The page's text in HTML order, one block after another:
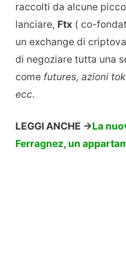
raccolti da alcune
lanciare, Ftx ( co-
un exchange di
di negoziare tutta una
come futures, azioni
ecc.
LEGGI ANCHE ->La
Ferragnez, un